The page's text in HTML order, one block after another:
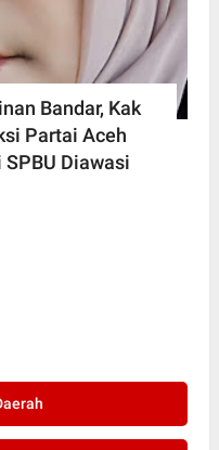
Bandar, Kak
Partai Aceh
Diawasi